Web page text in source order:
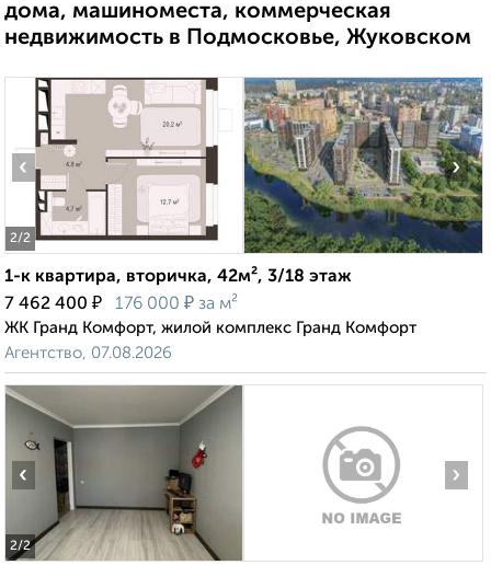
дома, машиноместа, коммерческая
недвижимость в Подмосковье, Жуковском
2/2
‹ ›
1-к квартира, вторичка, 42м², 3/18 этаж
7 462 400 ₽ 176 000 ₽ за м²
ЖК Гранд Комфорт, жилой комплекс Гранд Комфорт
Агентство, 07.08.2026
2/2
‹ ›